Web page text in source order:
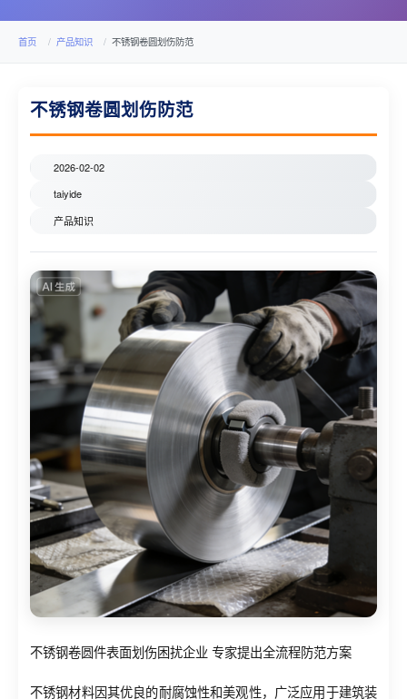
首页 产品知识 不锈钢卷圆划伤防范
不锈钢卷圆划伤防范
2026-02-02
taiyide
产品知识
不锈钢卷圆件表面划伤困扰企业 专家提出全流程防范方案
不锈钢材料因其优良的耐腐蚀性和美观性，广泛应用于建筑装